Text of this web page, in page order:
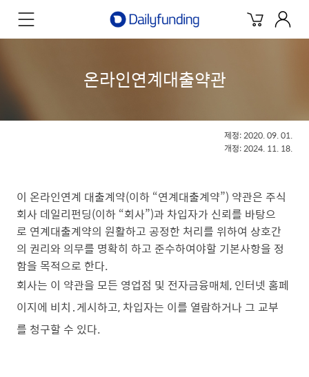
온라인연계대출약관
제정: 2020. 09. 01.
개정: 2024. 11. 18.
이 온라인연계 대출계약(이하 “연계대출계약”) 약관은 주식
회사 데일리펀딩(이하 “회사”)과 차입자가 신뢰를 바탕으
로 연계대출계약의 원활하고 공정한 처리를 위하여 상호간
의 권리와 의무를 명확히 하고 준수하여야할 기본사항을 정
함을 목적으로 한다.
회사는 이 약관을 모든 영업점 및 전자금융매체, 인터넷 홈페
이지에 비치․게시하고, 차입자는 이를 열람하거나 그 교부
를 청구할 수 있다.